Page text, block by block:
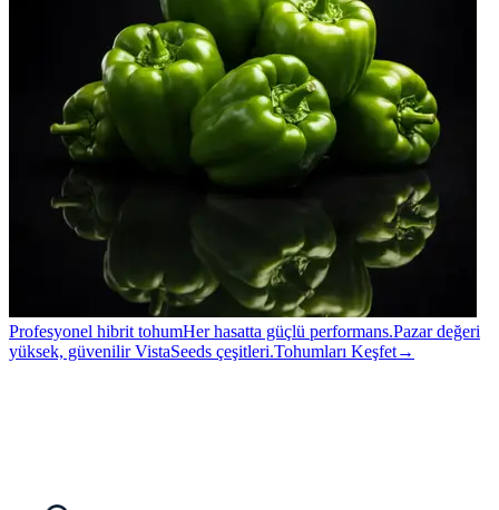
Profesyonel hibrit tohumHer hasatta güçlü performans.Pazar değeri
yüksek, güvenilir VistaSeeds çeşitleri.Tohumları Keşfet→